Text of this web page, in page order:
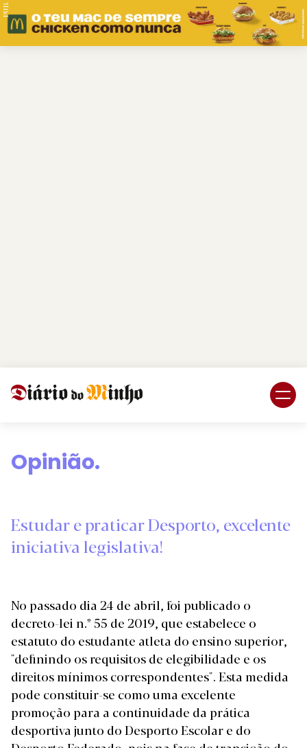
PUB.
Opinião.
Estudar e praticar Desporto, excelente
iniciativa legislativa!
No passado dia 24 de abril, foi publicado o
decreto-lei n.º 55 de 2019, que estabelece o
estatuto do estudante atleta do ensino superior,
"definindo os requisitos de elegibilidade e os
direitos mínimos correspondentes". Esta medida
pode constituir-se como uma excelente
promoção para a continuidade da prática
desportiva junto do Desporto Escolar e do